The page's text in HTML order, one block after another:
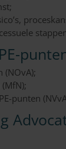
(NOvA);
punten